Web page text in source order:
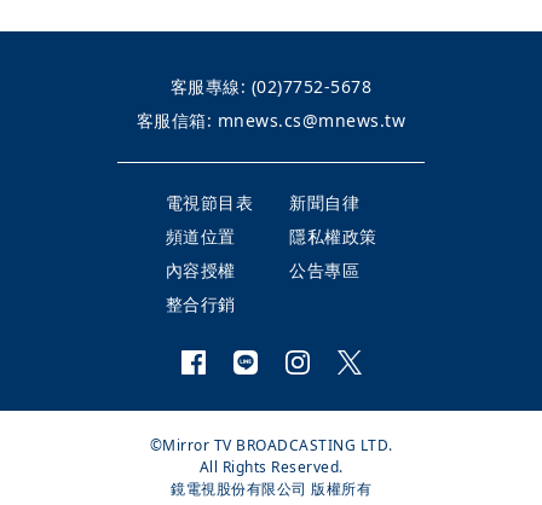
客服專線: (02)7752-5678
客服信箱: mnews.cs@mnews.tw
電視節目表
新聞自律
頻道位置
隱私權政策
內容授權
公告專區
整合行銷
©Mirror TV BROADCASTING LTD.
All Rights Reserved.
鏡電視股份有限公司 版權所有